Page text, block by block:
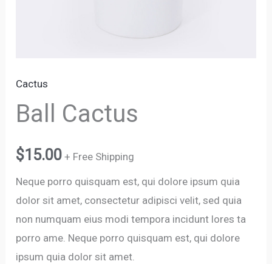
Cactus
Ball Cactus
$15.00 + Free Shipping
Neque porro quisquam est, qui dolore ipsum quia
dolor sit amet, consectetur adipisci velit, sed quia
non numquam eius modi tempora incidunt lores ta
porro ame. Neque porro quisquam est, qui dolore
ipsum quia dolor sit amet.